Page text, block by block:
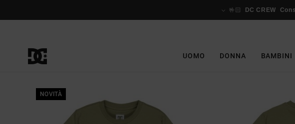
🤟🏻 DC CREW
UOMO DONNA BAMBINI
NOVITÀ